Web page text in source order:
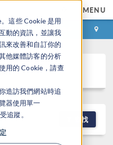
這些 Cookie 是用
動的資訊，並讓我
來改善和自訂你的
他媒體訪客的分析
用的 Cookie，請查
造訪我們網站時追
器使用單一
追蹤。
MENU
登录 咨询与购买
查找